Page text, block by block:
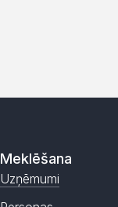
Meklēšana
Uzņēmumi